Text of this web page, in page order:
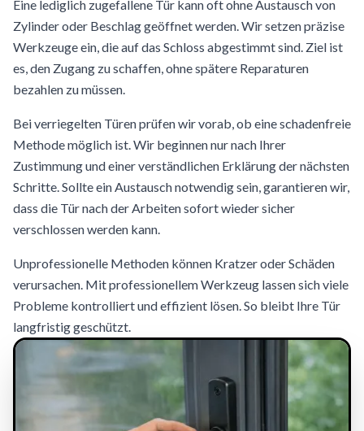
Eine lediglich zugefallene Tür kann oft ohne Austausch von
Zylinder oder Beschlag geöffnet werden. Wir setzen präzise
Werkzeuge ein, die auf das Schloss abgestimmt sind. Ziel ist
es, den Zugang zu schaffen, ohne spätere Reparaturen
bezahlen zu müssen.
Bei verriegelten Türen prüfen wir vorab, ob eine schadenfreie
Methode möglich ist. Wir beginnen nur nach Ihrer
Zustimmung und einer verständlichen Erklärung der nächsten
Schritte. Sollte ein Austausch notwendig sein, garantieren wir,
dass die Tür nach der Arbeiten sofort wieder sicher
verschlossen werden kann.
Unprofessionelle Methoden können Kratzer oder Schäden
verursachen. Mit professionellem Werkzeug lassen sich viele
Probleme kontrolliert und effizient lösen. So bleibt Ihre Tür
langfristig geschützt.